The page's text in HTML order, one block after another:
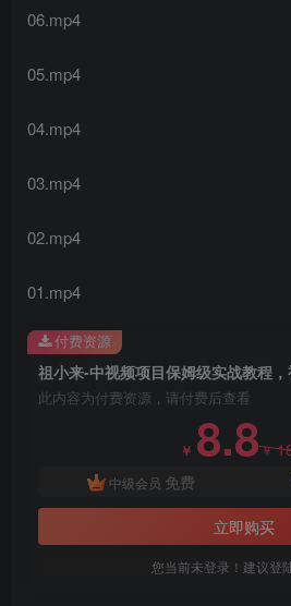
06.mp4
05.mp4
04.mp4
03.mp4
02.mp4
01.mp4
此内容为付费资源，请付费后查看
￥ 8.8￥
中级会员 免费
立即购买
您当前未登录！建议登
付费资源